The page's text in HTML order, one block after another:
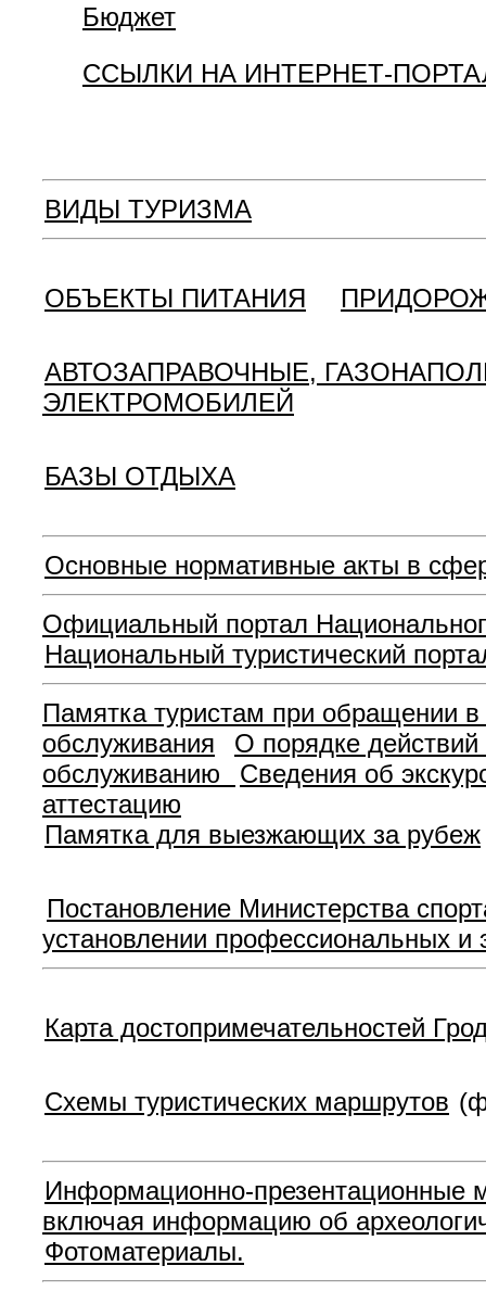
Бюджет
ССЫЛКИ НА ИНТЕРНЕТ-
ВИДЫ ТУРИЗМА
ОБЪЕКТЫ ПИТАНИЯ
АВТОЗАПРАВОЧНЫЕ,
ЭЛЕКТРОМОБИЛЕЙ
БАЗЫ ОТДЫХА
Основные нормативные акты в
Официальный портал
Национальный туристический
Памятка туристам при обращении в
обслуживания
О порядке действий
обслуживанию
Сведения об
аттестацию
Памятка для выезжающих за рубеж
Постановление Министерства
установлении профессиональных и
Карта достопримечательностей
Схемы туристических маршрутов
Информационно-презентационные
включая информацию об
Фотоматериалы.